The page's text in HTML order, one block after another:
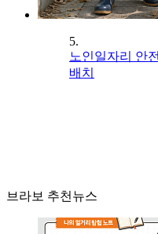
5.
노인일자리 안
배치
브라보 추천뉴스